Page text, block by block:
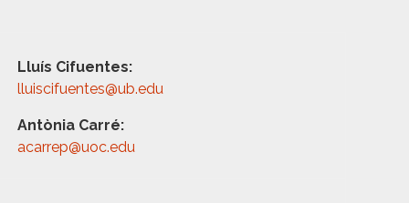
Lluís Cifuentes:
lluiscifuentes@ub.edu
Antònia Carré:
acarrep@uoc.edu